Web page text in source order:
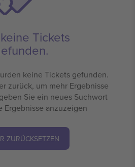
Tickets
keine Tickets gefunden.
zurück, um mehr Ergebnisse
Sie ein neues Suchwort
Ergebnisse anzuzeigen
ZURÜCKSETZEN